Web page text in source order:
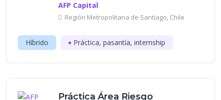
AFP Capital
Región Metropolitana de Santiago, Chile
Híbrido Práctica, pasantía, internship
Práctica Área Riesgo